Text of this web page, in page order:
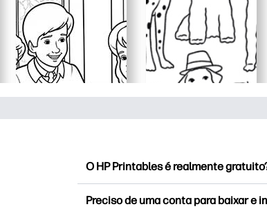
O HP Printables é realmente
Preciso de uma conta para baixar e